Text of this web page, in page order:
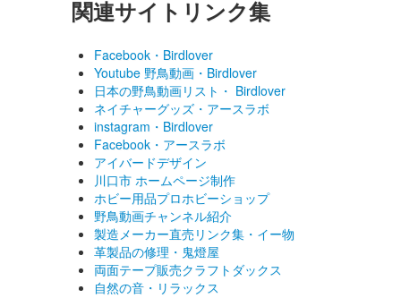
関連サイトリンク集
Facebook・Birdlover
Youtube 野鳥動画・Birdlover
日本の野鳥動画リスト・ Birdlover
ネイチャーグッズ・アースラボ
instagram・Birdlover
Facebook・アースラボ
アイバードデザイン
川口市 ホームページ制作
ホビー用品プロホビーショップ
野鳥動画チャンネル紹介
製造メーカー直売リンク集・イー物
革製品の修理・鬼燈屋
両面テープ販売クラフトダックス
自然の音・リラックス